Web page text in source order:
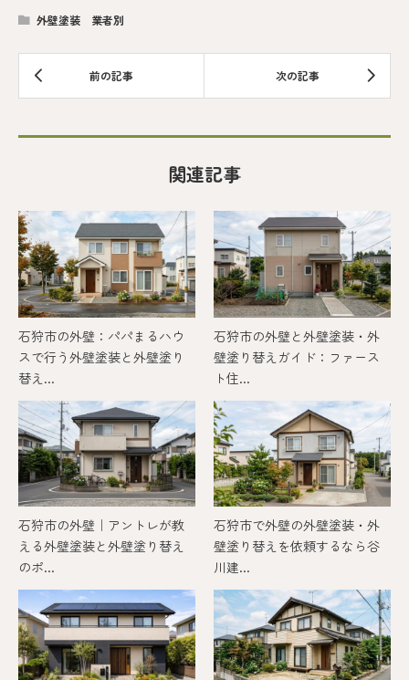
外壁塗装 業者別
関連記事
石狩市の外壁：パパまるハウ
スで行う外壁塗装と外壁塗り
替え...
石狩市の外壁と外壁塗装・外
壁塗り替えガイド：ファース
ト住...
石狩市の外壁｜アントレが教
える外壁塗装と外壁塗り替え
のポ...
石狩市で外壁の外壁塗装・外
壁塗り替えを依頼するなら谷
川建...